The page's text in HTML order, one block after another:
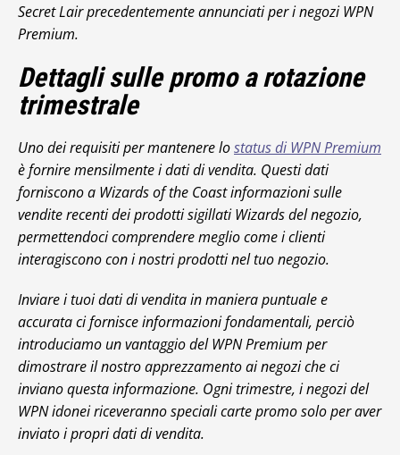
Secret Lair precedentemente annunciati per i negozi WPN
Premium.
Dettagli sulle promo a rotazione
trimestrale
Uno dei requisiti per mantenere lostatus di WPN Premium
è fornire mensilmente i dati di vendita. Questi dati
forniscono a Wizards of the Coast informazioni sulle
vendite recenti dei prodotti sigillati Wizards del negozio,
permettendoci comprendere meglio come i clienti
interagiscono con i nostri prodotti nel tuo negozio.
Inviare i tuoi dati di vendita in maniera puntuale e
accurata ci fornisce informazioni fondamentali, perciò
introduciamo un vantaggio del WPN Premium per
dimostrare il nostro apprezzamento ai negozi che ci
inviano questa informazione. Ogni trimestre, i negozi del
WPN idonei riceveranno speciali carte promo solo per aver
inviato i propri dati di vendita.